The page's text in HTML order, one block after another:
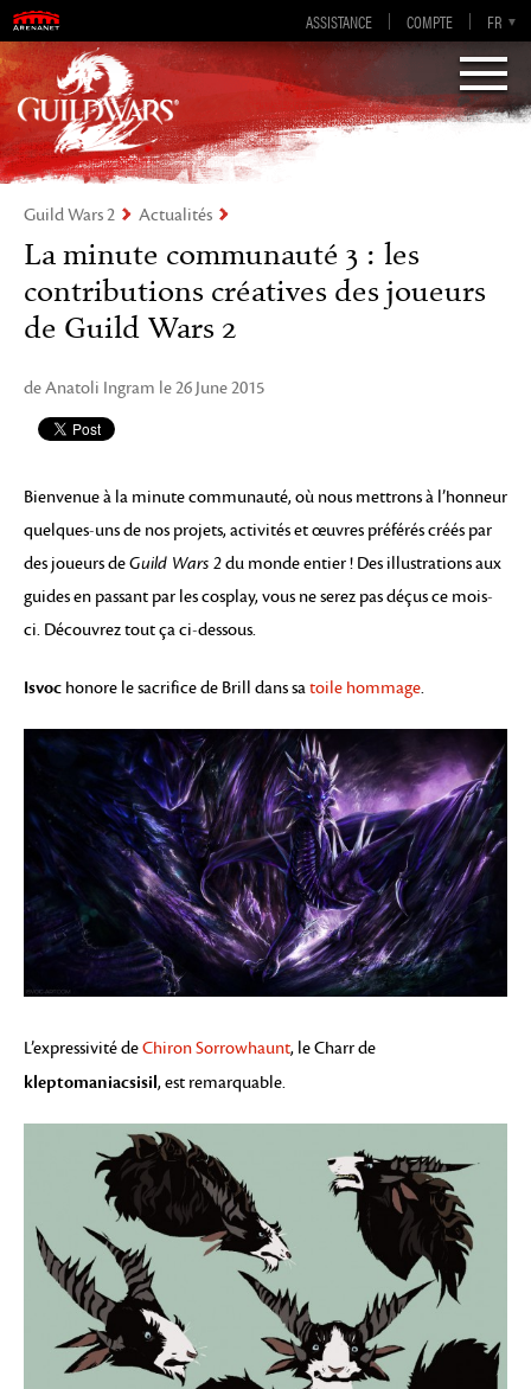
ASSISTANCE COMPTE FR
EN
DE
ES
EN-GB
Visions of Eternity
Guild Wars 2
Guild Wars 2 Actualités
La minute communauté 3 : les
contributions créatives des joueurs
de Guild Wars 2
de Anatoli Ingram le 26 June 2015
Bienvenue à la minute communauté, où nous mettrons à l’honneur
quelques-uns de nos projets, activités et œuvres préférés créés par
des joueurs deGuild Wars 2du monde entier ! Des illustrations aux
guides en passant par les cosplay, vous ne serez pas déçus ce mois-
ci. Découvrez tout ça ci-dessous.
Isvoc honore le sacrifice de Brill dans satoile hommage.
L’expressivité deChiron Sorrowhaunt, le Charr de
kleptomaniacsisil, est remarquable.